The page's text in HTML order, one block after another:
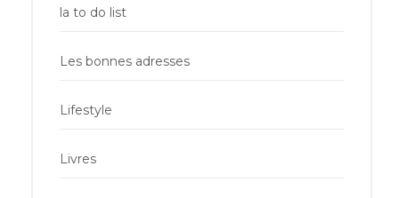
la to do list
Les bonnes adresses
Lifestyle
Livres